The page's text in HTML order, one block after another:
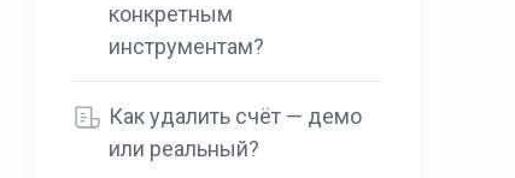
конкретным
инструментам?
Как удалить счёт — демо
или реальный?